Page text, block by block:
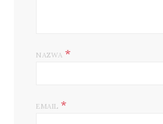
NAZWA *
EMAIL *